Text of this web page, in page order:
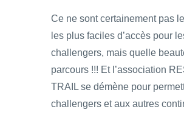
Ce ne sont certainement pas
les plus faciles d’accès pour
challengers, mais quelle
parcours !!! Et l’association
TRAIL se démène pour
challengers et aux autres